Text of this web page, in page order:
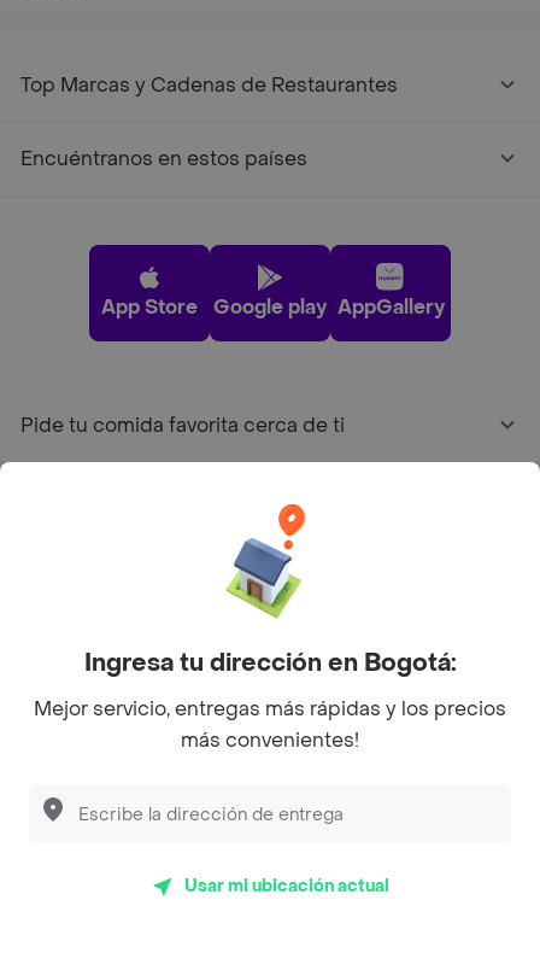
Top Marcas y Cadenas de Restaurantes
Encuéntranos en estos países
App Store Google play AppGallery
Pide tu comida favorita cerca de ti
Facebook
Twitter
Instagram
Rappi S.A.S. --- NIT 900.843.898-9 --- Calle 63 # 16A-02
Ingresa tu dirección en Bogotá:
Mejor servicio, entregas más rápidas y los precios
más convenientes!
Usar mi ubicación actual